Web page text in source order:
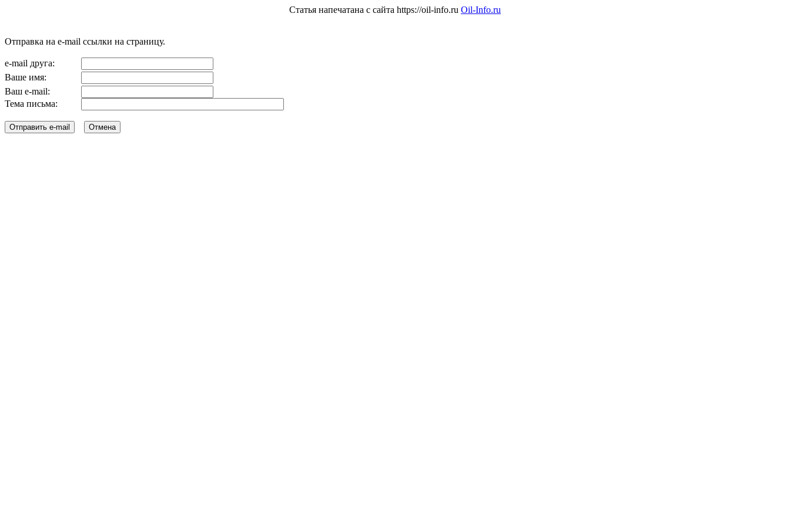
Статья напечатана с сайта https://oil-info.ru Oil-Info.ru
Отправка на e-mail ссылки на страницу.
e-mail друга:
Ваше имя:
Ваш e-mail:
Тема письма: